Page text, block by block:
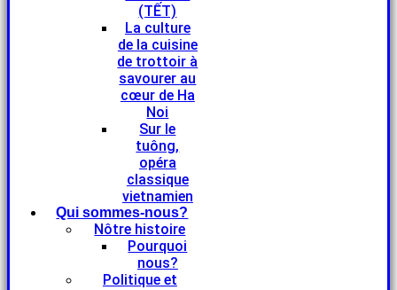
(TẾT)
La culture
de la cuisine
de trottoir à
savourer au
cœur de Ha
Noi
Sur le
tuông,
opéra
classique
vietnamien
Qui sommes-nous?
Nôtre histoire
Pourquoi
nous?
Politique et